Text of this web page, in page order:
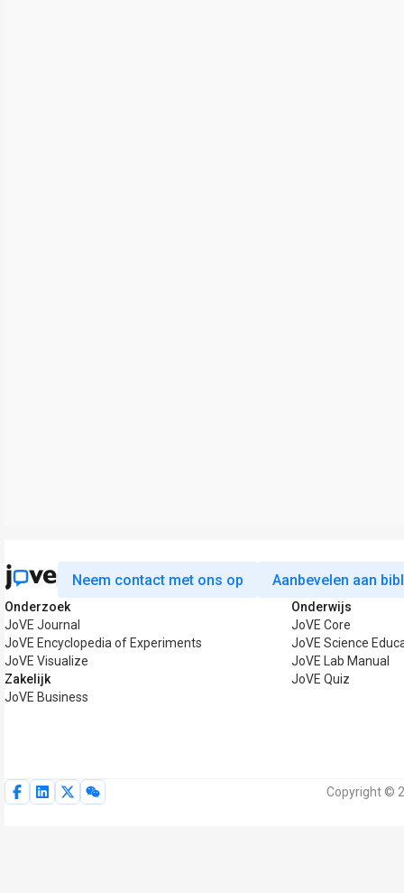
Neem contact met ons op Aanbevelen aan
Onderzoek
JoVE Journal
JoVE Encyclopedia of Experiments
JoVE Visualize
Zakelijk
JoVE Business
Onderwijs
JoVE Core
JoVE Science
JoVE Lab Manual
JoVE Quiz
Copyright ©